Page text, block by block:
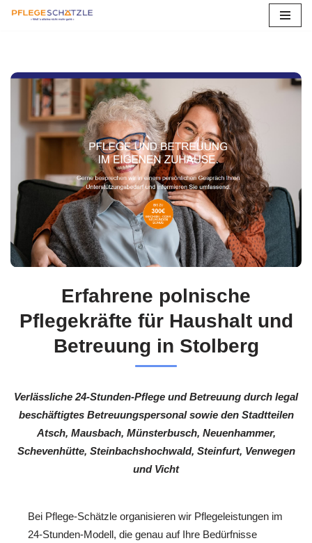
springen
Erfahrene polnische
Pflegekräfte für Haushalt und
Betreuung in Stolberg
Verlässliche 24-Stunden-Pflege und Betreuung durch legal
beschäftigtes Betreuungspersonal sowie den Stadtteilen
Atsch, Mausbach, Münsterbusch, Neuenhammer,
Schevenhütte, Steinbachshochwald, Steinfurt, Venwegen
und Vicht
Bei Pflege-Schätzle organisieren wir Pflegeleistungen im
24-Stunden-Modell, die genau auf Ihre Bedürfnisse